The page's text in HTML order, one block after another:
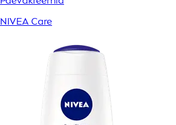
NIVEA Care